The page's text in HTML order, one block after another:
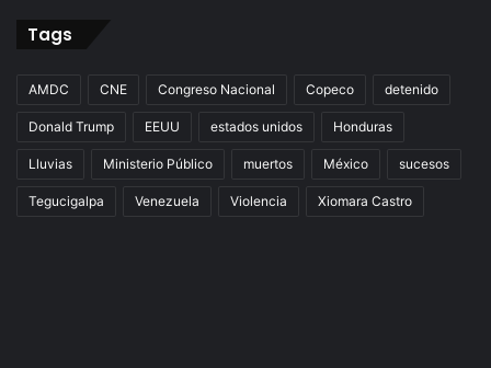
Tags
AMDC CNE Congreso Nacional Copeco detenido
Donald Trump EEUU estados unidos Honduras
Lluvias Ministerio Público muertos México sucesos
Tegucigalpa Venezuela Violencia Xiomara Castro